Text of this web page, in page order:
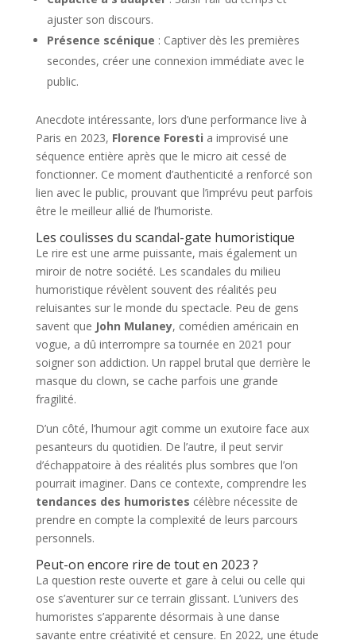
ajuster son discours.
Présence scénique : Captiver dès les premières
secondes, créer une connexion immédiate avec le
public.
Anecdote intéressante, lors d’une performance live à
Paris en 2023, Florence Foresti a improvisé une
séquence entière après que le micro ait cessé de
fonctionner. Ce moment d’authenticité a renforcé son
lien avec le public, prouvant que l’imprévu peut parfois
être le meilleur allié de l’humoriste.
Les coulisses du scandal-gate humoristique
Le rire est une arme puissante, mais également un
miroir de notre société. Les scandales du milieu
humoristique révèlent souvent des réalités peu
reluisantes sur le monde du spectacle. Peu de gens
savent que John Mulaney, comédien américain en
vogue, a dû interrompre sa tournée en 2021 pour
soigner son addiction. Un rappel brutal que derrière le
masque du clown, se cache parfois une grande
fragilité.
D’un côté, l’humour agit comme un exutoire face aux
pesanteurs du quotidien. De l’autre, il peut servir
d’échappatoire à des réalités plus sombres que l’on
pourrait imaginer. Dans ce contexte, comprendre les
tendances des humoristes célèbre nécessite de
prendre en compte la complexité de leurs parcours
personnels.
Peut-on encore rire de tout en 2023 ?
La question reste ouverte et gare à celui ou celle qui
ose s’aventurer sur ce terrain glissant. L’univers des
humoristes s’apparente désormais à une danse
savante entre créativité et censure. En 2022, une étude